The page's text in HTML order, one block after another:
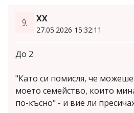
9. ХХ
27.05.2026 15:32:11
До 2
"Като си помисля, че
моето семейство, които
по-късно" - и вие ли